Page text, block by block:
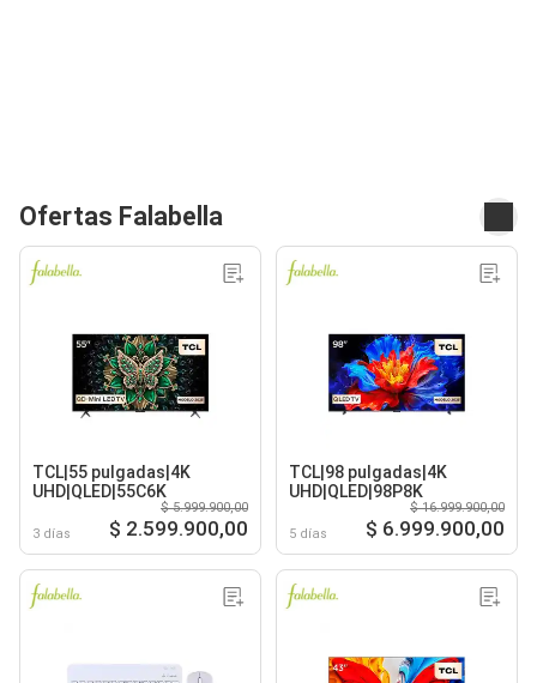
Ofertas Falabella
TCL|55 pulgadas|4K
UHD|QLED|55C6K
3 días
$ 5.999.900,00
$ 2.599.900,00
TCL|98 pulgadas|4K
UHD|QLED|98P8K
5 días
$ 16.999.900,00
$ 6.999.900,00